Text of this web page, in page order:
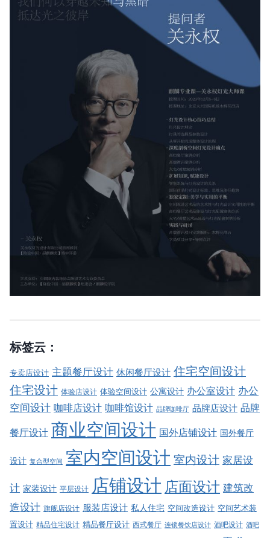
标签云：
专卖店设计 主题餐厅设计 休闲餐厅设计 住宅空间设计
住宅设计 体验店设计 体验空间设计 公寓设计 办公室设计 办公
空间设计 咖啡店设计 咖啡馆设计 品牌咖啡厅 品牌店设计 品牌
餐厅设计 商业空间设计 国外店铺设计 国外餐厅
设计 复合型空间 室内空间设计 室内设计 家居设
计 家装设计 平层设计 店铺设计 店面设计 建筑改
造设计 旗舰店设计 服装店设计 私人住宅 空间改造设计 空间艺术装
置设计 精品住宅设计 精品餐厅设计 西式餐厅 连锁餐饮店设计 酒吧设计 酒吧